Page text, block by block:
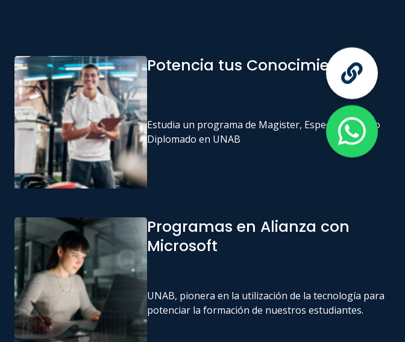
Potencia tus Conocimientos
Estudia un programa de Magister, Especialización o
Diplomado en UNAB
Programas en Alianza con
Microsoft
UNAB, pionera en la utilización de la tecnología para
potenciar la formación de nuestros estudiantes.